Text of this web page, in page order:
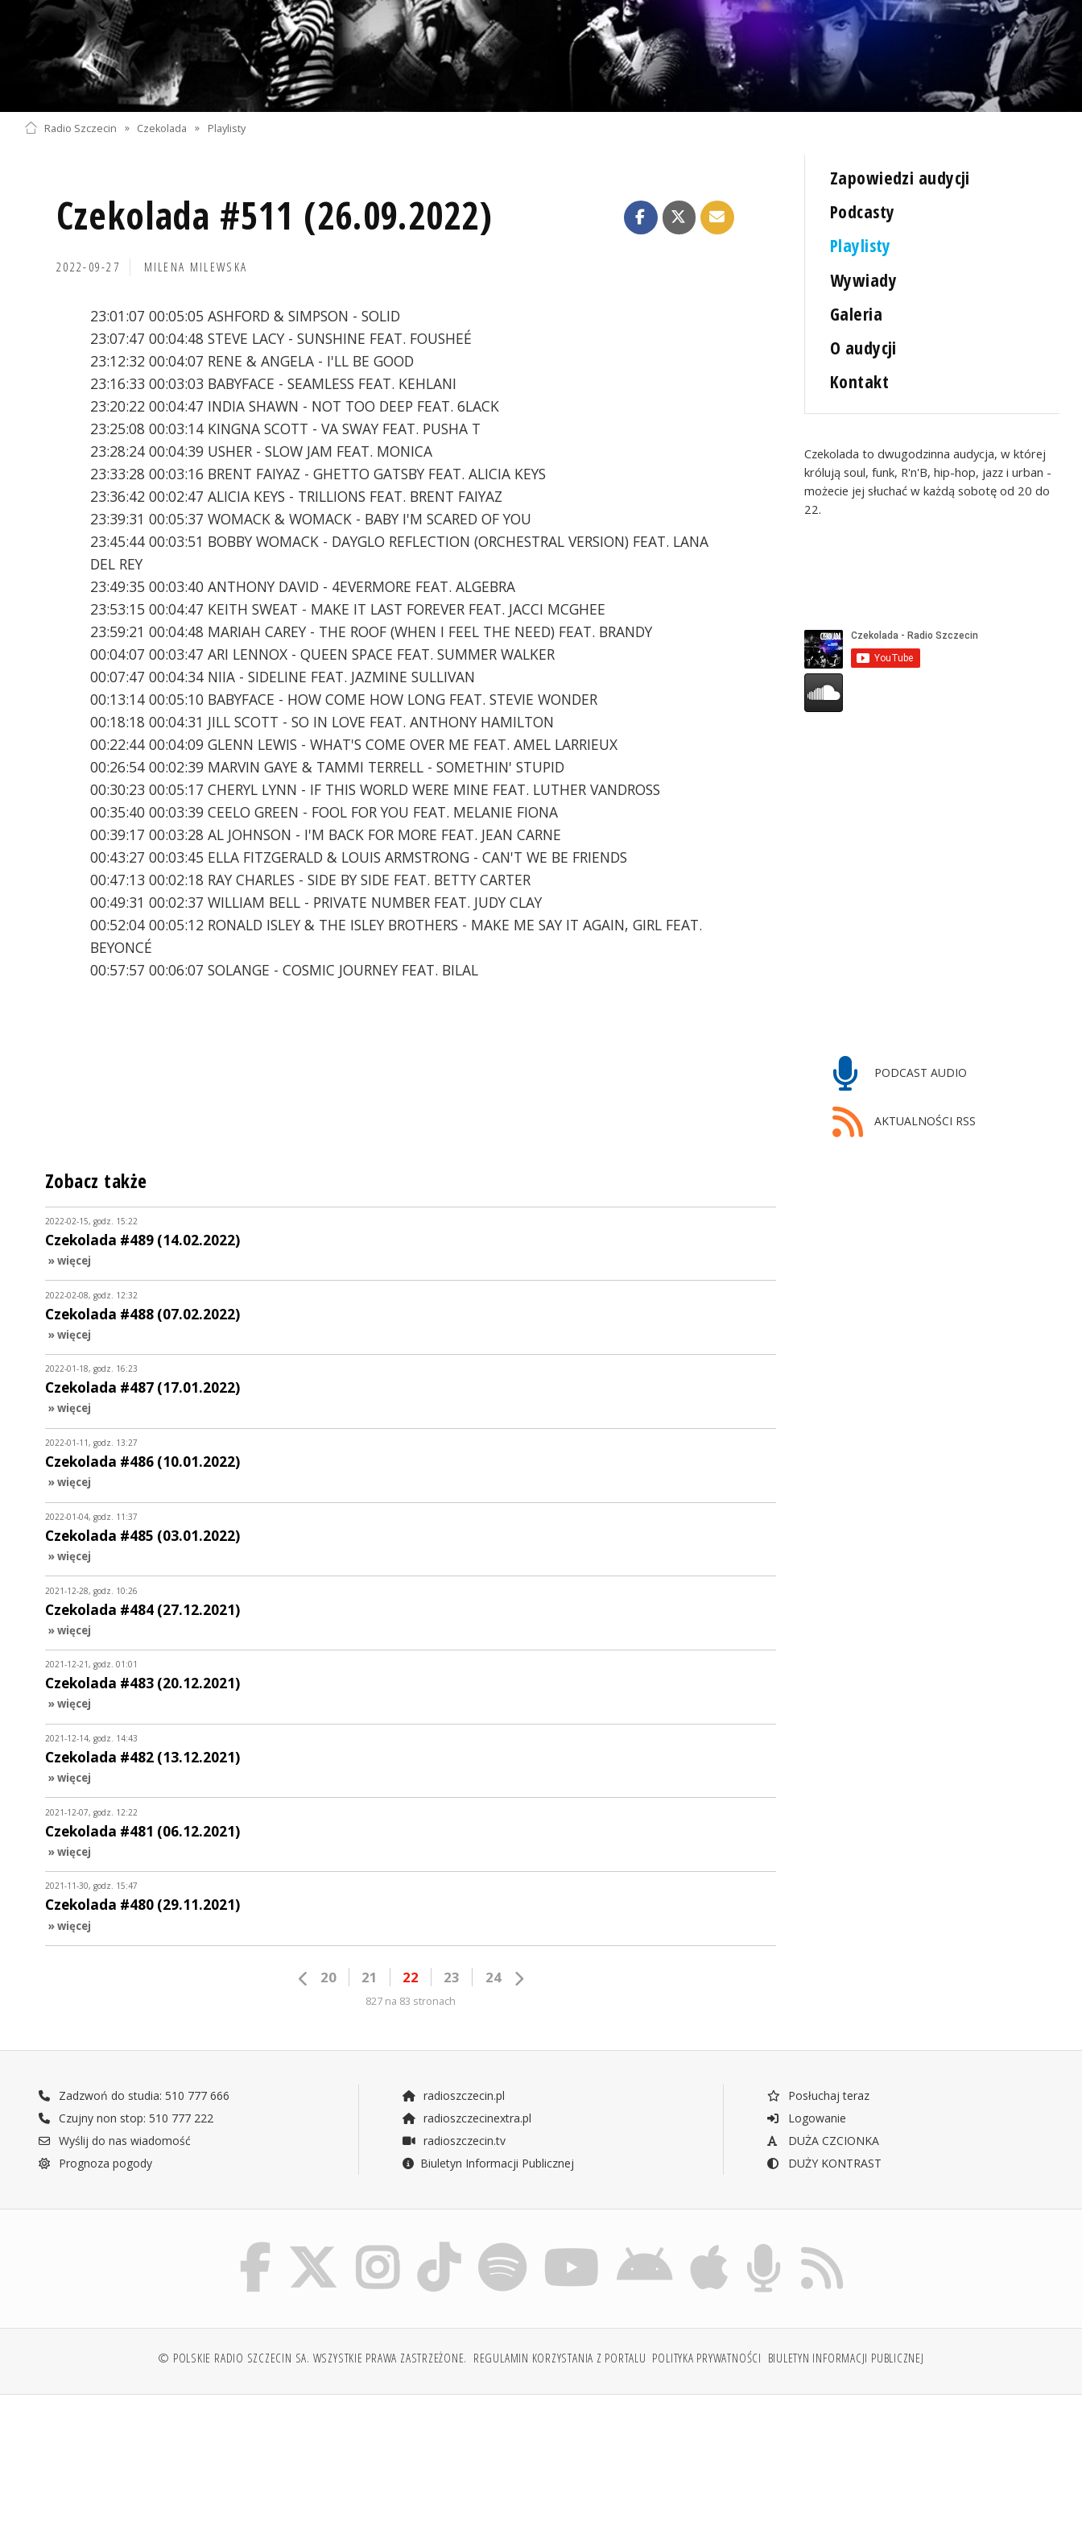
Radio Szczecin » Czekolada » Playlisty
Czekolada #511 (26.09.2022)
2022-09-27 MILENA MILEWSKA
23:01:07 00:05:05 ASHFORD & SIMPSON - SOLID
23:07:47 00:04:48 STEVE LACY - SUNSHINE FEAT. FOUSHEÉ
23:12:32 00:04:07 RENE & ANGELA - I'LL BE GOOD
23:16:33 00:03:03 BABYFACE - SEAMLESS FEAT. KEHLANI
23:20:22 00:04:47 INDIA SHAWN - NOT TOO DEEP FEAT. 6LACK
23:25:08 00:03:14 KINGNA SCOTT - VA SWAY FEAT. PUSHA T
23:28:24 00:04:39 USHER - SLOW JAM FEAT. MONICA
23:33:28 00:03:16 BRENT FAIYAZ - GHETTO GATSBY FEAT. ALICIA KEYS
23:36:42 00:02:47 ALICIA KEYS - TRILLIONS FEAT. BRENT FAIYAZ
23:39:31 00:05:37 WOMACK & WOMACK - BABY I'M SCARED OF YOU
23:45:44 00:03:51 BOBBY WOMACK - DAYGLO REFLECTION (ORCHESTRAL VERSION) FEAT. LANA
DEL REY
23:49:35 00:03:40 ANTHONY DAVID - 4EVERMORE FEAT. ALGEBRA
23:53:15 00:04:47 KEITH SWEAT - MAKE IT LAST FOREVER FEAT. JACCI MCGHEE
23:59:21 00:04:48 MARIAH CAREY - THE ROOF (WHEN I FEEL THE NEED) FEAT. BRANDY
00:04:07 00:03:47 ARI LENNOX - QUEEN SPACE FEAT. SUMMER WALKER
00:07:47 00:04:34 NIIA - SIDELINE FEAT. JAZMINE SULLIVAN
00:13:14 00:05:10 BABYFACE - HOW COME HOW LONG FEAT. STEVIE WONDER
00:18:18 00:04:31 JILL SCOTT - SO IN LOVE FEAT. ANTHONY HAMILTON
00:22:44 00:04:09 GLENN LEWIS - WHAT'S COME OVER ME FEAT. AMEL LARRIEUX
00:26:54 00:02:39 MARVIN GAYE & TAMMI TERRELL - SOMETHIN' STUPID
00:30:23 00:05:17 CHERYL LYNN - IF THIS WORLD WERE MINE FEAT. LUTHER VANDROSS
00:35:40 00:03:39 CEELO GREEN - FOOL FOR YOU FEAT. MELANIE FIONA
00:39:17 00:03:28 AL JOHNSON - I'M BACK FOR MORE FEAT. JEAN CARNE
00:43:27 00:03:45 ELLA FITZGERALD & LOUIS ARMSTRONG - CAN'T WE BE FRIENDS
00:47:13 00:02:18 RAY CHARLES - SIDE BY SIDE FEAT. BETTY CARTER
00:49:31 00:02:37 WILLIAM BELL - PRIVATE NUMBER FEAT. JUDY CLAY
00:52:04 00:05:12 RONALD ISLEY & THE ISLEY BROTHERS - MAKE ME SAY IT AGAIN, GIRL FEAT.
BEYONCÉ
00:57:57 00:06:07 SOLANGE - COSMIC JOURNEY FEAT. BILAL
Zapowiedzi audycji
Podcasty
Playlisty
Wywiady
Galeria
O audycji
Kontakt
Czekolada to dwugodzinna audycja, w której
królują soul, funk, R'n'B, hip-hop, jazz i urban -
możecie jej słuchać w każdą sobotę od 20 do
22.
PODCAST AUDIO
AKTUALNOŚCI RSS
Zobacz także
2022-02-15, godz. 15:22
Czekolada #489 (14.02.2022)
» więcej
2022-02-08, godz. 12:32
Czekolada #488 (07.02.2022)
» więcej
2022-01-18, godz. 16:23
Czekolada #487 (17.01.2022)
» więcej
2022-01-11, godz. 13:27
Czekolada #486 (10.01.2022)
» więcej
2022-01-04, godz. 11:37
Czekolada #485 (03.01.2022)
» więcej
2021-12-28, godz. 10:26
Czekolada #484 (27.12.2021)
» więcej
2021-12-21, godz. 01:01
Czekolada #483 (20.12.2021)
» więcej
2021-12-14, godz. 14:43
Czekolada #482 (13.12.2021)
» więcej
2021-12-07, godz. 12:22
Czekolada #481 (06.12.2021)
» więcej
2021-11-30, godz. 15:47
Czekolada #480 (29.11.2021)
» więcej
20 21 22 23 24
827 na 83 stronach
Zadzwoń do studia: 510 777 666
Czujny non stop: 510 777 222
Wyślij do nas wiadomość
Prognoza pogody
radioszczecin.pl
radioszczecinextra.pl
radioszczecin.tv
Biuletyn Informacji Publicznej
Posłuchaj teraz
Logowanie
DUŻA CZCIONKA
DUŻY KONTRAST
© POLSKIE RADIO SZCZECIN SA. WSZYSTKIE PRAWA ZASTRZEŻONE. REGULAMIN KORZYSTANIA Z PORTALU POLITYKA PRYWATNOŚCI BIULETYN INFORMACJI PUBLICZNEJ